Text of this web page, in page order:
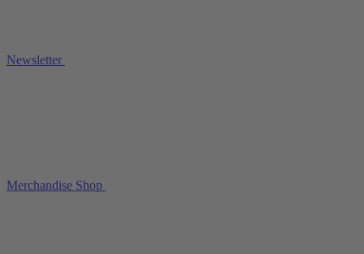
Newsletter
Merchandise Shop